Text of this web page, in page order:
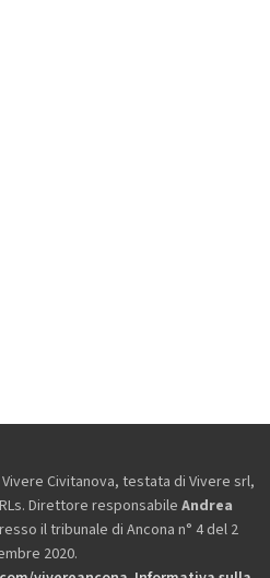
Civitanova, testata di Vivere srl,
Direttore responsabile Andrea
il tribunale di Ancona n° 4 del 2
2020.